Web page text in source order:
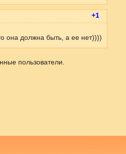
она должна быть, а ее нет))))
+1
пользователи.